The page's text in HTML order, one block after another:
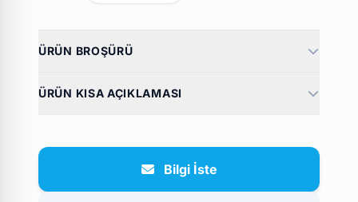
ÜRÜN BROŞÜRÜ
ÜRÜN KISA AÇIKLAMASI
Bilgi İste